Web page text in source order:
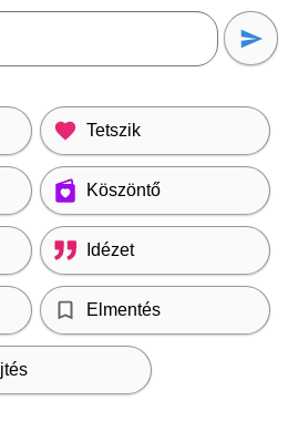
Tetszik
Köszöntő
Idézet
Elmentés